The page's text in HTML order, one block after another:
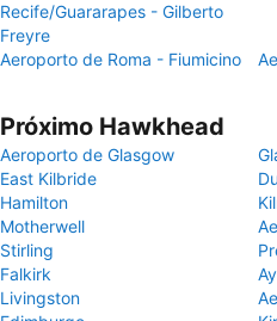
Recife/Guararapes - Gilberto
Freyre
Aeroporto de Roma - Fiumicino
Próximo Hawkhead
Aeroporto de Glasgow
East Kilbride
Hamilton
Motherwell
Stirling
Falkirk
Livingston